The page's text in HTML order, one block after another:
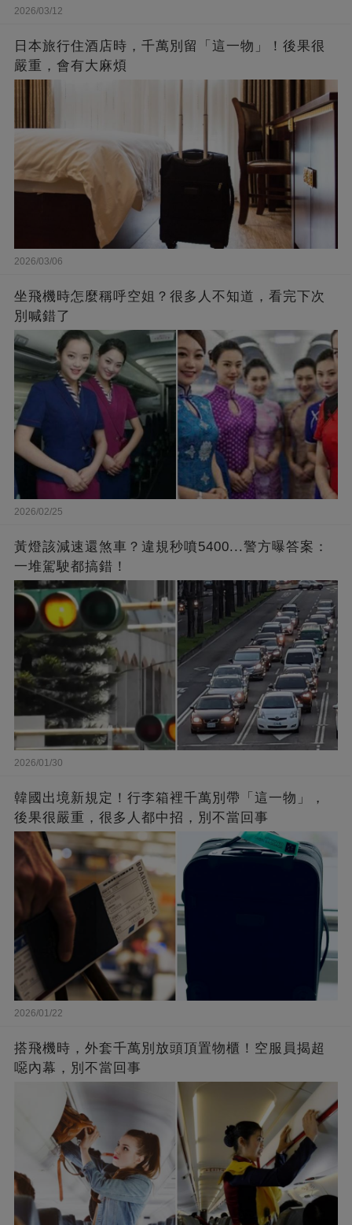
2026/03/12
日本旅行住酒店時，千萬別留「這一物」！後果很
嚴重，會有大麻煩
2026/03/06
坐飛機時怎麼稱呼空姐？很多人不知道，看完下次
別喊錯了
2026/02/25
黃燈該減速還煞車？違規秒噴5400...警方曝答案：
一堆駕駛都搞錯！
2026/01/30
韓國出境新規定！行李箱裡千萬別帶「這一物」，
後果很嚴重，很多人都中招，別不當回事
2026/01/22
搭飛機時，外套千萬別放頭頂置物櫃！空服員揭超
噁內幕，別不當回事